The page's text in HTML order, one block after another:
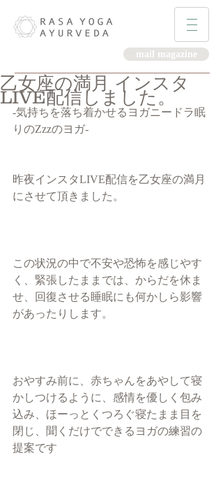
mail magazine
乙女座の満月 インスタ
LIVE配信しました。
-気持ちを落ち着かせるヨガニードラ眠
りのZzzのヨガ-
昨夜インスタLIVE配信を乙女座の満月
にさせて頂きました。
この状況の中で不安や恐怖を感じやす
く、緊張したままでは、からだを休ま
せ、回復させる睡眠にも何かしら影響
があったりします。
おやすみ前に、赤ちゃんをあやして寝
かしつけるように、感情を優しく包み
込み、ほーっとくつろぐ寝たまま目を
閉じ、聞くだけでできるヨガの練習の
提案です